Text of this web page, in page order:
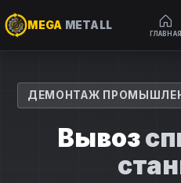
содержимому
ДЕМОНТАЖ
Вывоз
MEGA METALL
ГЛАВНАЯ